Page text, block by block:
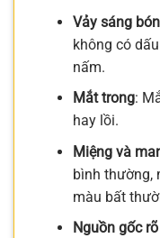
Vảy sáng
không có
nấm.
Mắt trong:
hay lồi.
Miệng và
bình thường,
màu bất
Nguồn gốc